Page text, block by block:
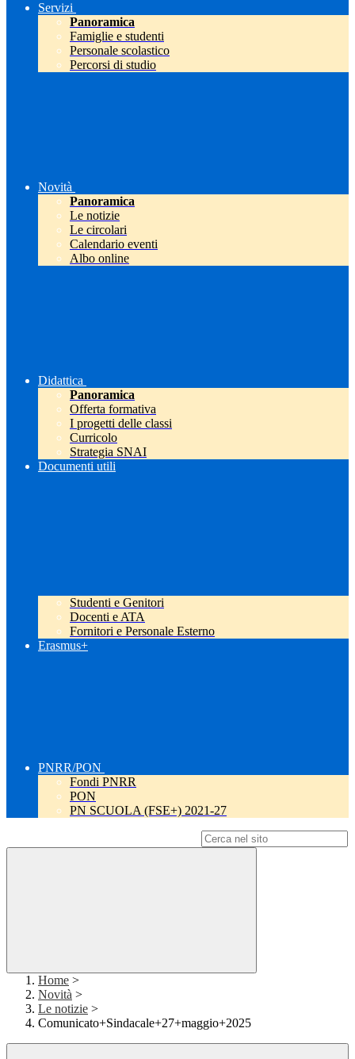
Servizi
Panoramica
Famiglie e studenti
Personale scolastico
Percorsi di studio
Novità
Panoramica
Le notizie
Le circolari
Calendario eventi
Albo online
Didattica
Panoramica
Offerta formativa
I progetti delle classi
Curricolo
Strategia SNAI
Documenti utili
Studenti e Genitori
Docenti e ATA
Fornitori e Personale Esterno
Erasmus+
PNRR/PON
Fondi PNRR
PON
PN SCUOLA (FSE+) 2021-27
Home >
Novità >
Le notizie >
Comunicato+Sindacale+27+maggio+2025